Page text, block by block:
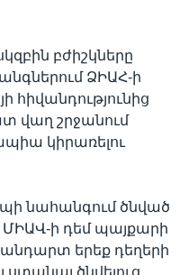
բժիշկները
ՁԻԱՀ-ի
հիվանդությունից
վաղ շրջանում
կիրառելու
նահանգում ծնված
ի դեմ պայքարի
երեք դեղերի
ստանալ ծնվելուց